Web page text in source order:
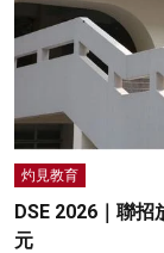
灼見教育
DSE 2026｜聯
元